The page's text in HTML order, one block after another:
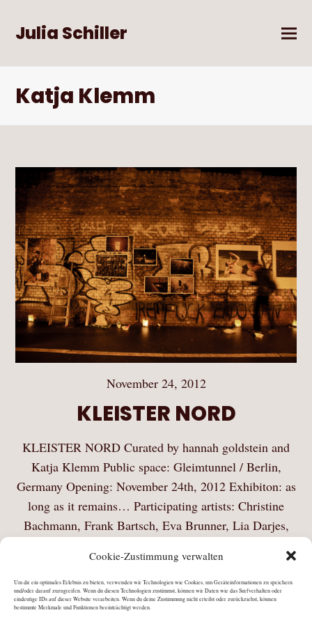
Cookie-Zustimmung verwalten
Um dir ein optimales Erlebnis zu bieten, verwenden wir Technologien wie Cookies, um Geräteinformationen zu speichern
und/oder darauf zuzugreifen. Wenn du diesen Technologien zustimmst, können wir Daten wie das Surfverhalten oder
eindeutige IDs auf dieser Website verarbeiten. Wenn du deine Zustimmung nicht erteilst oder zurückziehst, können
bestimmte Merkmale und Funktionen beeinträchtigt werden.
Julia Schiller
Katja Klemm
November 24, 2012
KLEISTER NORD
KLEISTER NORD Curated by hannah goldstein and
Katja Klemm Public space: Gleimtunnel / Berlin,
Germany Opening: November 24th, 2012 Exhibiton: as
long as it remains… Participating artists: Christine
Bachmann, Frank Bartsch, Eva Brunner, Lia Darjes,